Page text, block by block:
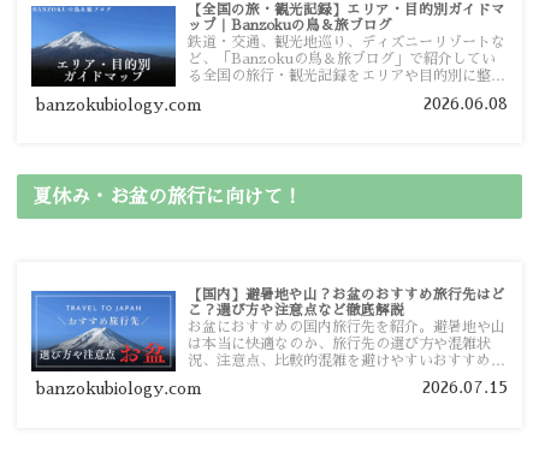
【全国の旅・観光記録】エリア・目的別ガイドマ
ップ｜Banzokuの鳥＆旅ブログ
鉄道・交通、観光地巡り、ディズニーリゾートな
ど、「Banzokuの鳥＆旅ブログ」で紹介してい
る全国の旅行・観光記録をエリアや目的別に整理
ガイドマップからスムーズに見つけていただけま
banzokubiology.com 2026.06.08
夏休み・お盆の旅行に向けて！
【国内】避暑地や山？お盆のおすすめ旅行先はど
こ？選び方や注意点など徹底解説
お盆におすすめの国内旅行先を紹介。避暑地や山
は本当に快適なのか、旅行先の選び方や混雑状
況、注意点、比較的混雑を避けやすいおすすめス
す。
banzokubiology.com 2026.07.15